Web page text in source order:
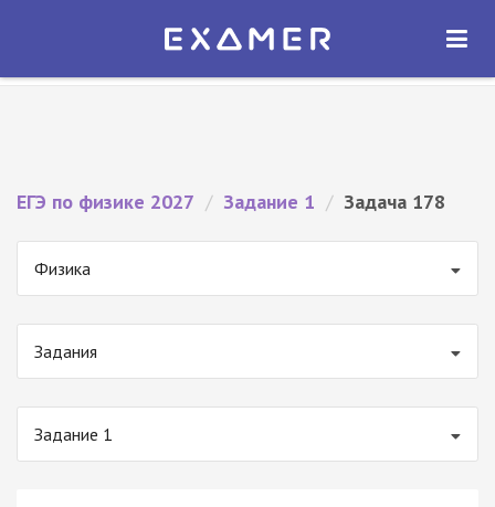
Экзамер — ЕГЭ 2027
ОТКРЫТЬ
ЕГЭ по физике 2027 / Задание 1 / Задача 178
Физика
Задания
Задание 1